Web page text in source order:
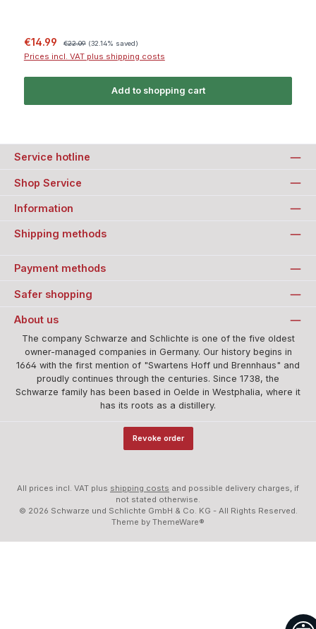
Sale price:
€14.99 €22.09 (32.14% saved)
Prices incl. VAT plus shipping costs
Add to shopping cart
Service hotline
Shop Service
Information
Shipping methods
Payment methods
Safer shopping
About us
The company Schwarze and Schlichte is one of the five oldest
owner-managed companies in Germany. Our history begins in
1664 with the first mention of "Swartens Hoff und Brennhaus" and
proudly continues through the centuries. Since 1738, the
Schwarze family has been based in Oelde in Westphalia, where it
has its roots as a distillery.
Revoke order
All prices incl. VAT plus shipping costs and possible delivery charges, if
not stated otherwise.
© 2026 Schwarze und Schlichte GmbH & Co. KG - All Rights Reserved.
Theme by ThemeWare®